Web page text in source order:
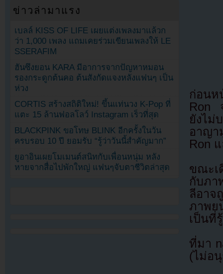
ก่อนห
Ron
ยังไม่
อาญา
Ron
ขณะเ
กับภ
ลีอา
ภาพย
เป็นที่
ที่มา
(ไม่อ
ข่าวล่ามาแรง
เบลล์ KISS OF LIFE เผยแต่งเพลงมาแล้วก
ว่า 1,000 เพลง แถมเคยร่วมเขียนเพลงให้ LE
SSERAFIM
ฮันซึงยอน KARA มีอาการจากปัญหาหมอน
รองกระดูกต้นคอ ต้นสังกัดแจงหลังแฟนๆ เป็น
ห่วง
CORTIS สร้างสถิติใหม่! ขึ้นแท่นวง K-Pop ที่
แตะ 15 ล้านฟอลโลว์ Instagram เร็วที่สุด
BLACKPINK ขอโทษ BLINK อีกครั้งในวัน
ครบรอบ 10 ปี ยอมรับ “รู้ว่าวันนี้สำคัญมาก”
ยูอาอินเผยโมเมนต์สนิทกับเพื่อนหนุ่ม หลัง
หายจากสื่อไปพักใหญ่ แฟนๆจับตาชีวิตล่าสุด